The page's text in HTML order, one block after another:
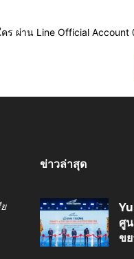
าน Line Official Account
ข่าวล่าสุด
ศู
ขย